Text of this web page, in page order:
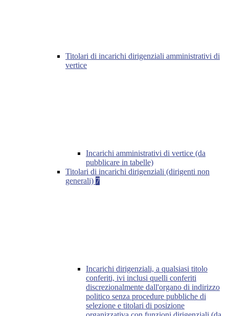
Titolari di incarichi dirigenziali amministrativi di
vertice
Incarichi amministrativi di vertice (da
pubblicare in tabelle)
Titolari di incarichi dirigenziali (dirigenti non
generali) 7
Incarichi dirigenziali, a qualsiasi titolo
conferiti, ivi inclusi quelli conferiti
discrezionalmente dall'organo di indirizzo
politico senza procedure pubbliche di
selezione e titolari di posizione